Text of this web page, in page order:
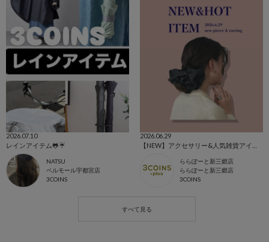
2026.07.10
レインアイテム🐸☔️
NATSU
ベルモール宇都宮店
3COINS
2026.06.29
ららぽーと新三郷店
ららぽーと新三郷店
3COINS